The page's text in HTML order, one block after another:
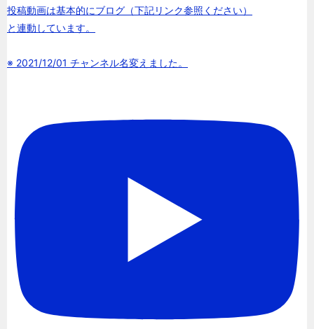
投稿動画は基本的にブログ（下記リンク参照ください）
と連動しています。
※ 2021/12/01 チャンネル名変えました。